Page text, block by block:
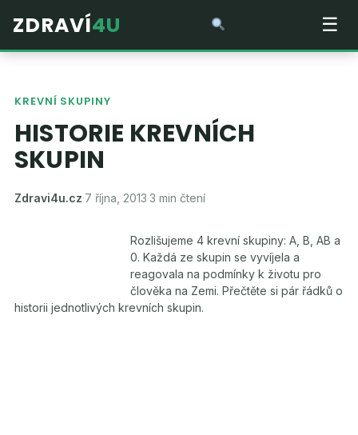
ZDRAVÍ4U ☰
KREVNÍ SKUPINY
HISTORIE KREVNÍCH
SKUPIN
Zdravi4u.cz·7 října, 2013·3 min čtení
Rozlišujeme 4 krevní skupiny: A, B, AB a
0. Každá ze skupin se vyvíjela a
reagovala na podmínky k životu pro
člověka na Zemi. Přečtěte si pár řádků o
historii jednotlivých krevních skupin.